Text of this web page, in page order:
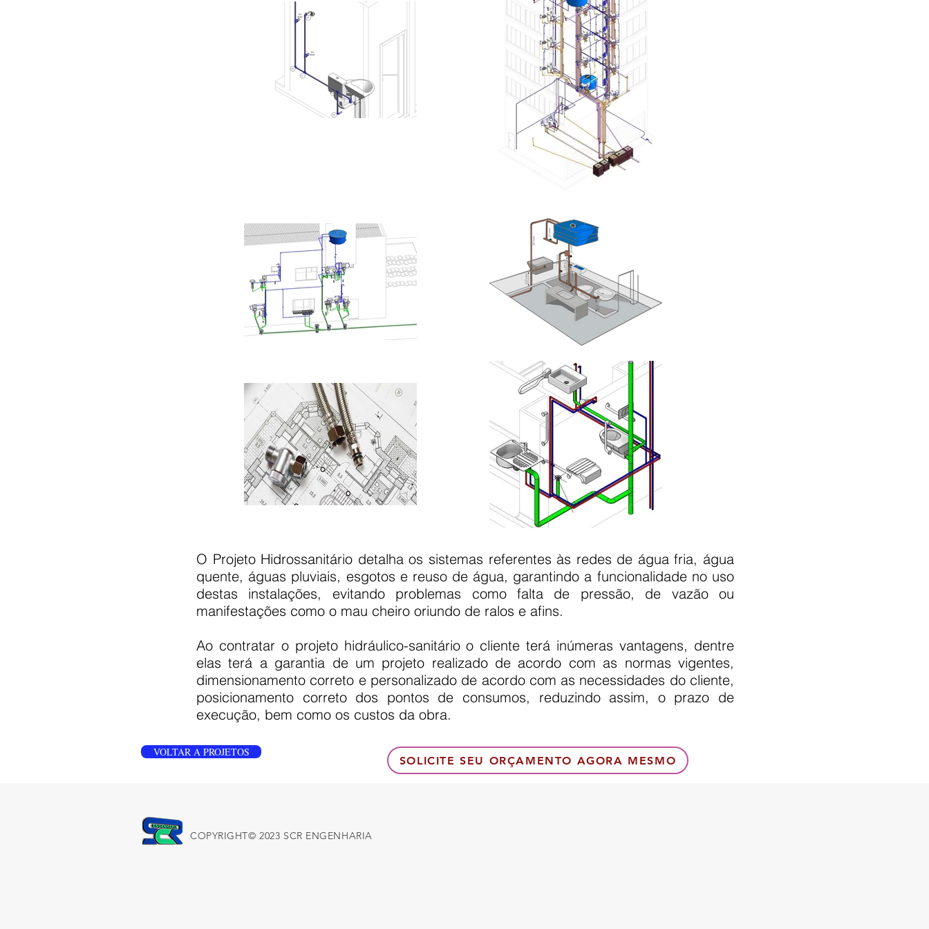
O Projeto Hidrossanitário detalha os sistemas referentes às redes de água fria, água
quente, águas pluviais, esgotos e reuso de água, garantindo a funcionalidade no uso
destas instalações, evitando problemas como falta de pressão, de vazão ou
manifestações como o mau cheiro oriundo de ralos e afins.
Ao contratar o projeto hidráulico-sanitário o cliente terá inúmeras vantagens, dentre
elas terá a garantia de um projeto realizado de acordo com as normas vigentes,
dimensionamento correto e personalizado de acordo com as necessidades do cliente,
posicionamento correto dos pontos de consumos, reduzindo assim, o prazo de
execução, bem como os custos da obra.
VOLTAR A PROJETOS
SOLICITE SEU ORÇAMENTO AGORA MESMO
COPYRIGHT© 2023 SCR ENGENHARIA